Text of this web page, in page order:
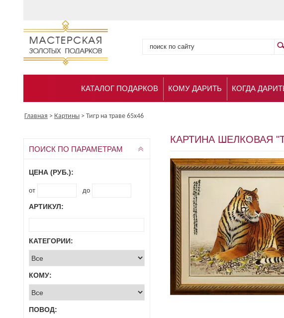
КАТАЛОГ ПОДАРКОВ КОМУ ДАРИТЬ КОГДА
Главная > Картины > Тигр на траве 65x46
ПОИСК ПО ПАРАМЕТРАМ
ЦЕНА (РУБ.):
от до
АРТИКУЛ:
КАТЕГОРИИ:
КОМУ:
ПОВОД:
КАРТИНА ШЕЛКОВАЯ